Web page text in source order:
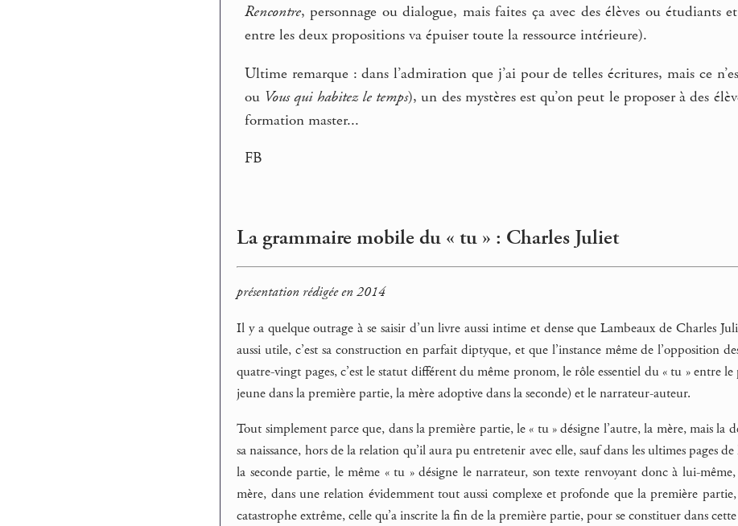
Rencontre, personnage ou dialogue, mais faites ça avec des élèves ou étudiants
entre les deux propositions va épuiser toute la ressource intérieure).
Ultime remarque : dans l’admiration que j’ai pour de telles écritures, mais ce
ou Vous qui habitez le temps), un des mystères est qu’on peut le proposer à des
formation master...
FB
La grammaire mobile du « tu » : Charles Juliet
présentation rédigée en 2014
Il y a quelque outrage à se saisir d’un livre aussi intime et dense que Lambeaux de Charles
aussi utile, c’est sa construction en parfait diptyque, et que l’instance même de l’opposition
quatre-vingt pages, c’est le statut différent du même pronom, le rôle essentiel du « tu » entre
jeune dans la première partie, la mère adoptive dans la seconde) et le narrateur-auteur.
Tout simplement parce que, dans la première partie, le « tu » désigne l’autre, la mère, mais la
sa naissance, hors de la relation qu’il aura pu entretenir avec elle, sauf dans les ultimes pages
la seconde partie, le même « tu » désigne le narrateur, son texte renvoyant donc à lui-
mère, dans une relation évidemment tout aussi complexe et profonde que la première
catastrophe extrême, celle qu’a inscrite la fin de la première partie, pour se constituer dans